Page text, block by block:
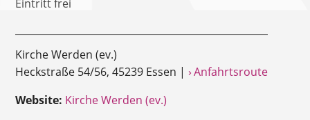
Eintritt frei
Kirche Werden (ev.)
Heckstraße 54/56, 45239 Essen |› Anfahrtsroute
Website: Kirche Werden (ev.)